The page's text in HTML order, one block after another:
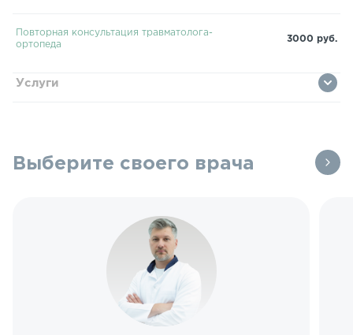
Повторная консультация травматолога-
ортопеда
3000 руб.
Услуги
Выберите своего врача